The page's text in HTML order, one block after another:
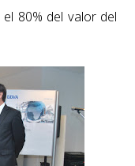
80% del valor del